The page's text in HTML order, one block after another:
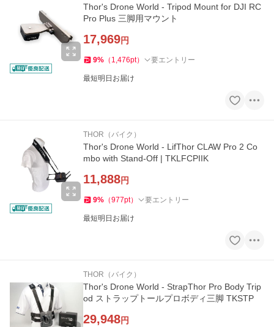
Thor's Drone World - Tripod Mount for DJI RC
Pro Plus 三脚用マウント
17,969円
9% （ 1,476pt） 要エントリー
最短明日お届け
THOR（バイク）
Thor's Drone World - LifThor CLAW Pro 2 Co
mbo with Stand-Off | TKLFCPIIK
11,888円
9% （977pt） 要エントリー
最短明日お届け
THOR（バイク）
Thor's Drone World - StrapThor Pro Body Trip
od ストラップトールプロボディ三脚 TKSTP
29,948円